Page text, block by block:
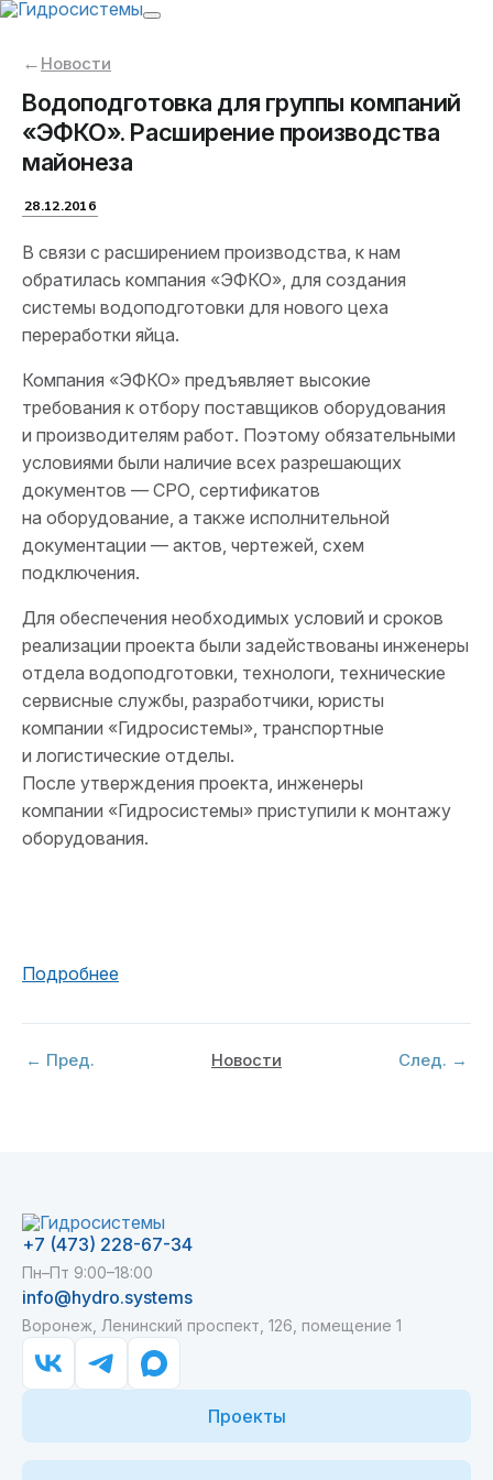
← Новости
Водоподготовка для группы компаний
«ЭФКО». Расширение производства
майонеза
28.12.2016
В связи с расширением производства, к нам
обратилась компания «ЭФКО», для создания
системы водоподготовки для нового цеха
переработки яйца.
Компания «ЭФКО» предъявляет высокие
требования к отбору поставщиков оборудования
и производителям работ. Поэтому обязательными
условиями были наличие всех разрешающих
документов — СРО, сертификатов
на оборудование, а также исполнительной
документации — актов, чертежей, схем
подключения.
Для обеспечения необходимых условий и сроков
реализации проекта были задействованы инженеры
отдела водоподготовки, технологи, технические
сервисные службы, разработчики, юристы
компании «Гидросистемы», транспортные
и логистические отделы.
После утверждения проекта, инженеры
компании «Гидросистемы» приступили к монтажу
оборудования.
Подробнее
← Пред. Новости След. →
+7 (473) 228-67-34
Пн–Пт 9:00–18:00
info@hydro.systems
Воронеж, Ленинский проспект, 126, помещение 1
Проекты